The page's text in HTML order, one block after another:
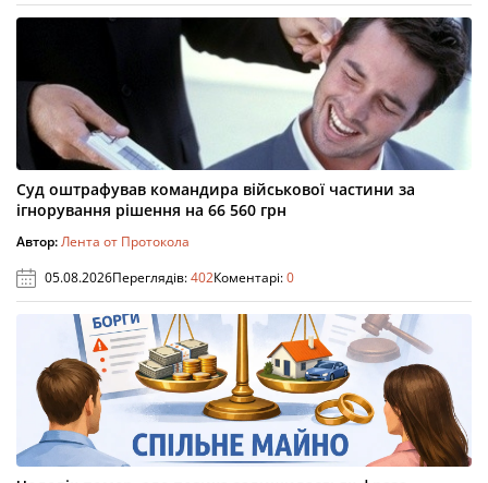
Суд оштрафував командира військової частини за
ігнорування рішення на 66 560 грн
Автор:Лента от Протокола
05.08.2026Переглядів:402Коментарі:0